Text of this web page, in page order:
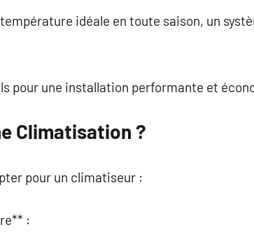
idéale en toute saison, un
pour une installation performante et
Climatisation ?
pour un climatiseur :
: